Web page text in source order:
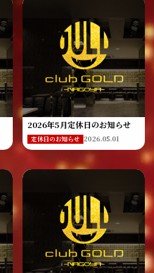
2026年5月定休日のお知らせ
定休日のお知らせ 2026.05.01